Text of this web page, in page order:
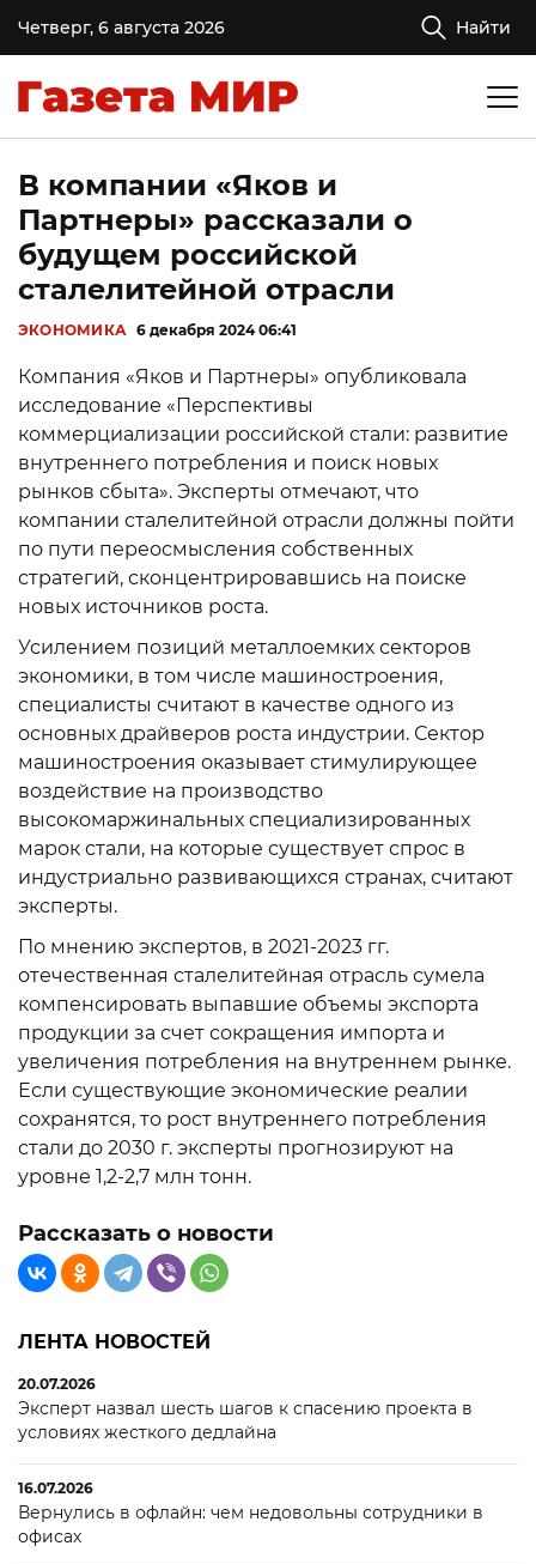
Четверг, 6 августа 2026 Найти
В компании «Яков и
Партнеры» рассказали о
будущем российской
сталелитейной отрасли
ЭКОНОМИКА 6 декабря 2024 06:41
Компания «Яков и Партнеры» опубликовала
исследование «Перспективы
коммерциализации российской стали: развитие
внутреннего потребления и поиск новых
рынков сбыта». Эксперты отмечают, что
компании сталелитейной отрасли должны пойти
по пути переосмысления собственных
стратегий, сконцентрировавшись на поиске
новых источников роста.
Усилением позиций металлоемких секторов
экономики, в том числе машиностроения,
специалисты считают в качестве одного из
основных драйверов роста индустрии. Сектор
машиностроения оказывает стимулирующее
воздействие на производство
высокомаржинальных специализированных
марок стали, на которые существует спрос в
индустриально развивающихся странах, считают
эксперты.
По мнению экспертов, в 2021-2023 гг.
отечественная сталелитейная отрасль сумела
компенсировать выпавшие объемы экспорта
продукции за счет сокращения импорта и
увеличения потребления на внутреннем рынке.
Если существующие экономические реалии
сохранятся, то рост внутреннего потребления
стали до 2030 г. эксперты прогнозируют на
уровне 1,2-2,7 млн тонн.
Рассказать о новости
ЛЕНТА НОВОСТЕЙ
20.07.2026
Эксперт назвал шесть шагов к спасению проекта в
условиях жесткого дедлайна
16.07.2026
Вернулись в офлайн: чем недовольны сотрудники в
офисах